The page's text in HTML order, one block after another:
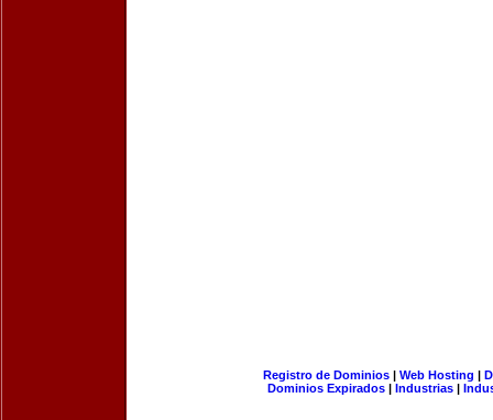
Registro de Dominios| Web Hosting |
Dominios Expirados | Industrias |